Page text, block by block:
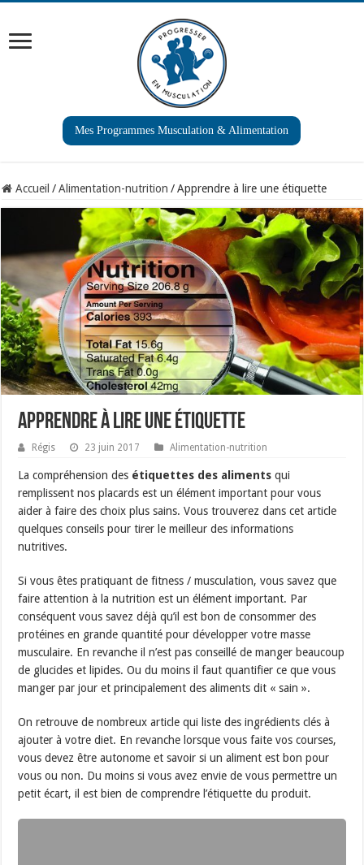
Mes Programmes Musculation & Alimentation
Accueil / Alimentation-nutrition / Apprendre à lire une étiquette
Apprendre à lire une étiquette
Régis 23 juin 2017 Alimentation-nutrition
La compréhension des étiquettes des aliments qui
remplissent nos placards est un élément important pour vous
aider à faire des choix plus sains. Vous trouverez dans cet article
quelques conseils pour tirer le meilleur des informations
nutritives.
Si vous êtes pratiquant de fitness / musculation, vous savez que
faire attention à la nutrition est un élément important. Par
conséquent vous savez déjà qu’il est bon de consommer des
protéines en grande quantité pour développer votre masse
musculaire. En revanche il n’est pas conseillé de manger beaucoup
de glucides et lipides. Ou du moins il faut quantifier ce que vous
manger par jour et principalement des aliments dit « sain ».
On retrouve de nombreux article qui liste des ingrédients clés à
ajouter à votre diet. En revanche lorsque vous faite vos courses,
vous devez être autonome et savoir si un aliment est bon pour
vous ou non. Du moins si vous avez envie de vous permettre un
petit écart, il est bien de comprendre l’étiquette du produit.